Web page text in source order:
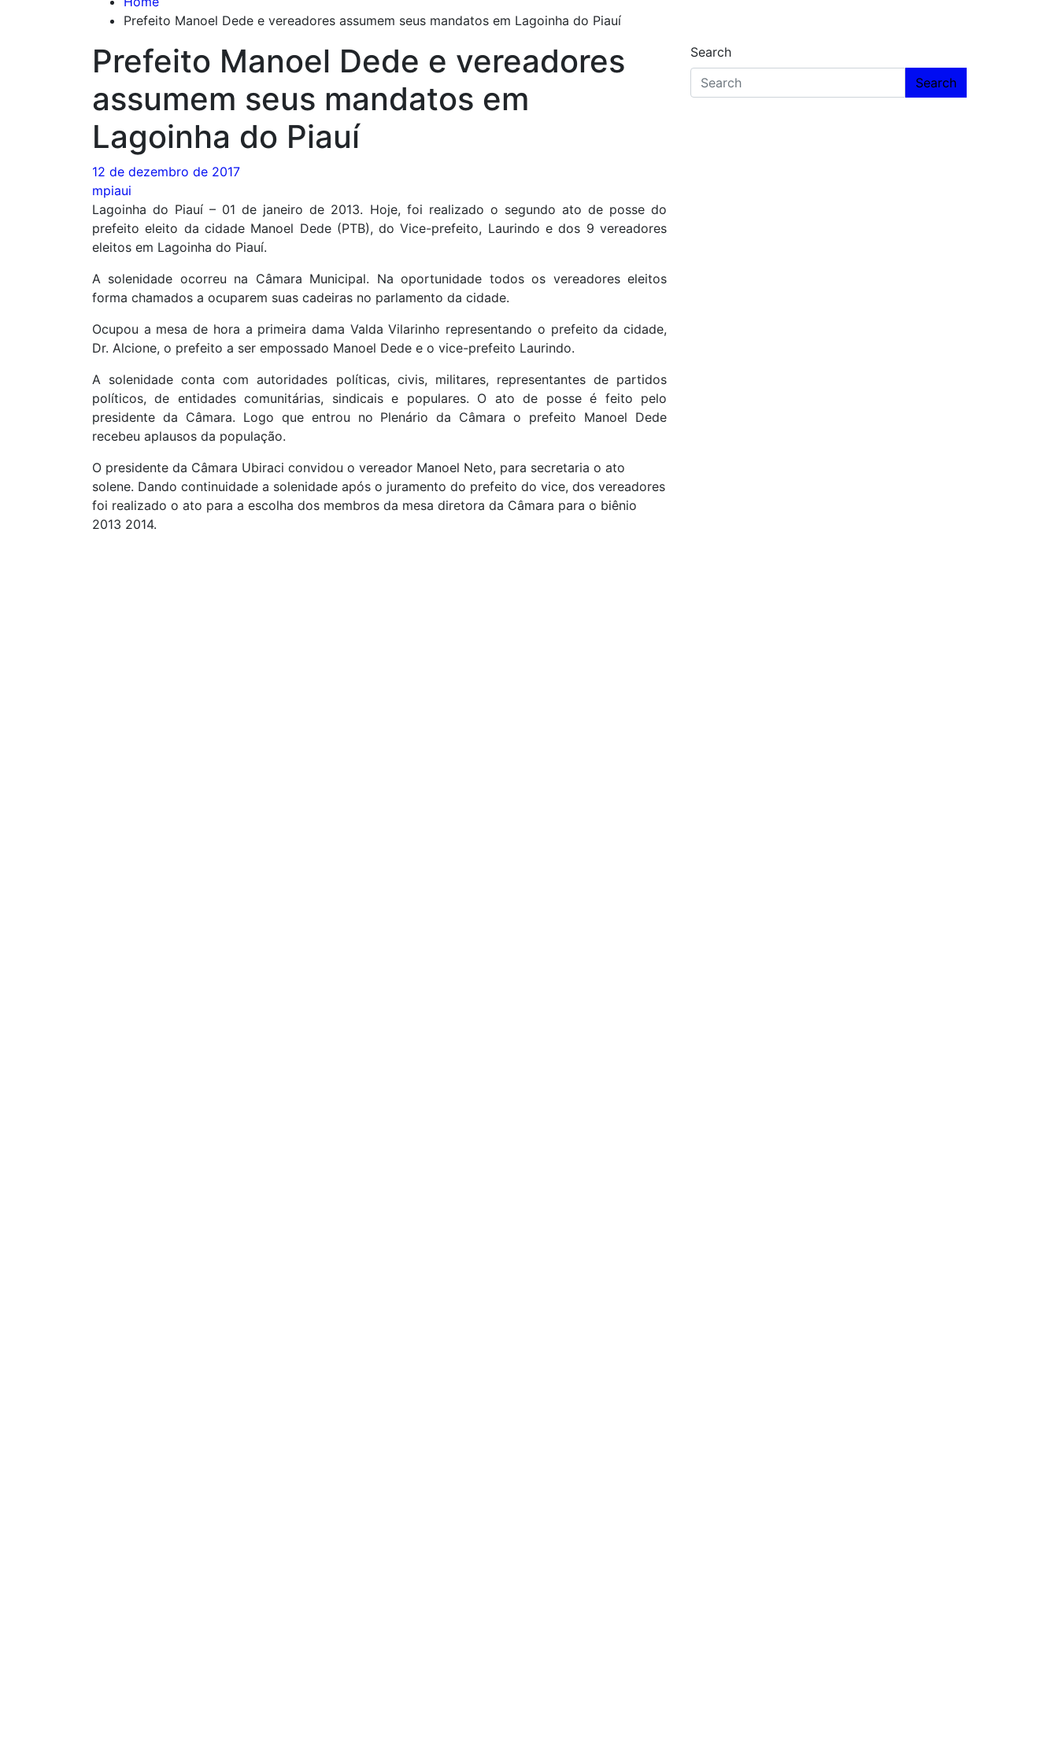
Prefeito Manoel Dede e vereadores assumem seus mandatos em Lagoinha do Piauí
Prefeito Manoel Dede e vereadores
assumem seus mandatos em
Lagoinha do Piauí
12 de dezembro de 2017
mpiaui
Lagoinha do Piauí – 01 de janeiro de 2013. Hoje, foi realizado o segundo ato de posse do
prefeito eleito da cidade Manoel Dede (PTB), do Vice-prefeito, Laurindo e dos 9 vereadores
eleitos em Lagoinha do Piauí.
A solenidade ocorreu na Câmara Municipal. Na oportunidade todos os vereadores eleitos
forma chamados a ocuparem suas cadeiras no parlamento da cidade.
Ocupou a mesa de hora a primeira dama Valda Vilarinho representando o prefeito da cidade,
Dr. Alcione, o prefeito a ser empossado Manoel Dede e o vice-prefeito Laurindo.
A solenidade conta com autoridades políticas, civis, militares, representantes de partidos
políticos, de entidades comunitárias, sindicais e populares. O ato de posse é feito pelo
presidente da Câmara. Logo que entrou no Plenário da Câmara o prefeito Manoel Dede
recebeu aplausos da população.
O presidente da Câmara Ubiraci convidou o vereador Manoel Neto, para secretaria o ato
solene. Dando continuidade a solenidade após o juramento do prefeito do vice, dos vereadores
foi realizado o ato para a escolha dos membros da mesa diretora da Câmara para o biênio
2013 2014.
Search
Search